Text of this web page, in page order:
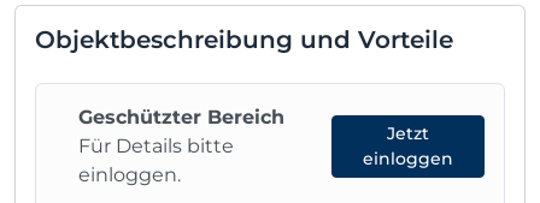
Objektbeschreibung und Vorteile
Geschützter Bereich
Für Details bitte
einloggen.
Jetzt
einloggen